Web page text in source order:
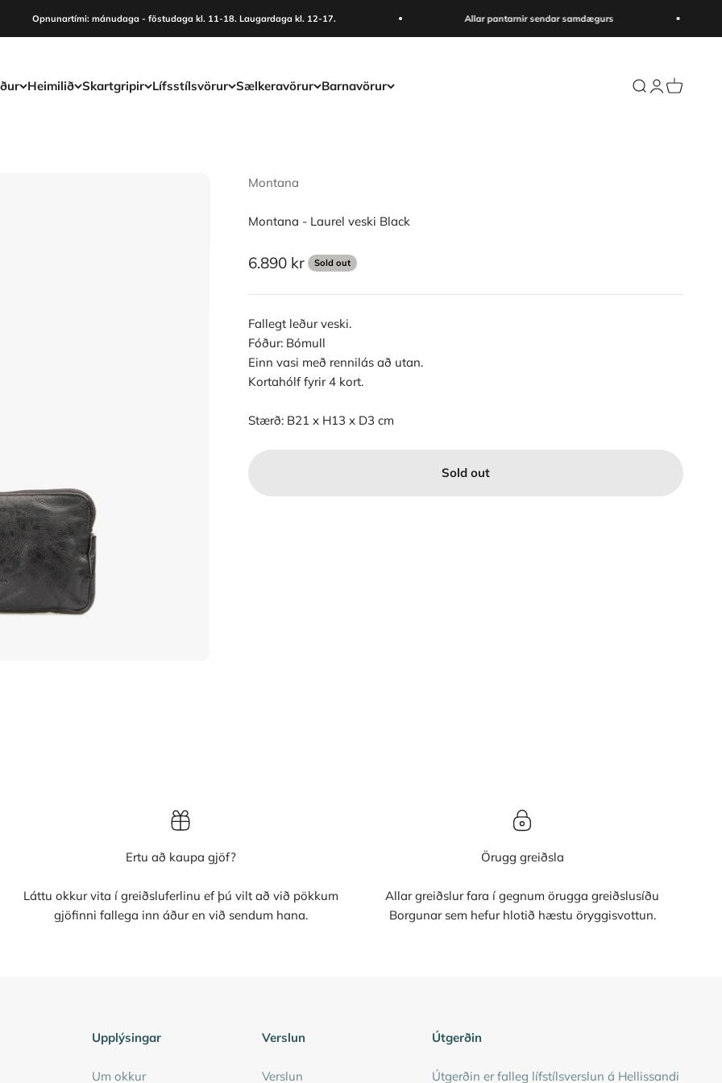
Opnunartími: mánudaga - föstudaga kl. 11-18. Laugardaga kl. 12-17. Allar pantarnir sendar samdægurs
Heimilið Skartgripir Lífsstílsvörur Sælkeravörur Barnavörur SearchLogin
Cart
Montana
Montana - Laurel veski Black
Sale price
6.890 kr Sold out
Fallegt leður veski.
Fóður: Bómull
Einn vasi með rennilás að utan.
Kortahólf fyrir 4 kort.
Stærð: B21 x H13 x D3 cm
Sold out
Ertu að kaupa gjöf?
Láttu okkur vita í greiðsluferlinu ef þú vilt að við pökkum
gjöfinni fallega inn áður en við sendum hana.
Örugg greiðsla
Allar greiðslur fara í gegnum örugga greiðslusíðu
Borgunar sem hefur hlotið hæstu öryggisvottun.
Upplýsingar
Um okkur
Verslun
Verslun
Útgerðin
Útgerðin er falleg lífstílsverslun á Hellissandi